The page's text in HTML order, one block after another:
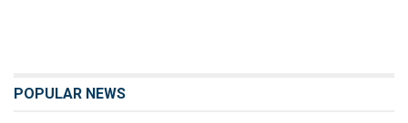
POPULAR NEWS